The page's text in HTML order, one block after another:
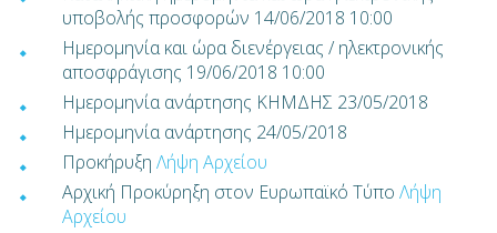
υποβολής προσφορών 14/06/2018 10:00
Ημερομηνία και ώρα διενέργειας / ηλεκτρονικής
αποσφράγισης 19/06/2018 10:00
Ημερομηνία ανάρτησης ΚΗΜΔΗΣ 23/05/2018
Ημερομηνία ανάρτησης 24/05/2018
Προκήρυξη Λήψη Αρχείου
Αρχική Προκύρηξη στον Ευρωπαϊκό Τύπο Λήψη
Αρχείου